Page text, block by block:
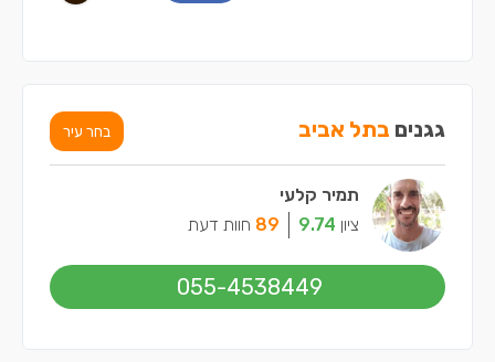
גגנים בתל אביב בחר עיר
תמיר קלעי
ציון 9.74
89 חוות דעת
055-4538449